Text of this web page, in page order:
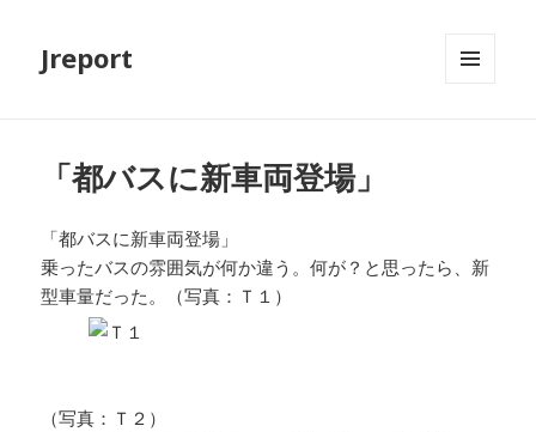
Jreport
「都バスに新車両登場」
「都バスに新車両登場」
乗ったバスの雰囲気が何か違う。何が？と思ったら、新
型車量だった。（写真：Ｔ１）
（写真：Ｔ２）